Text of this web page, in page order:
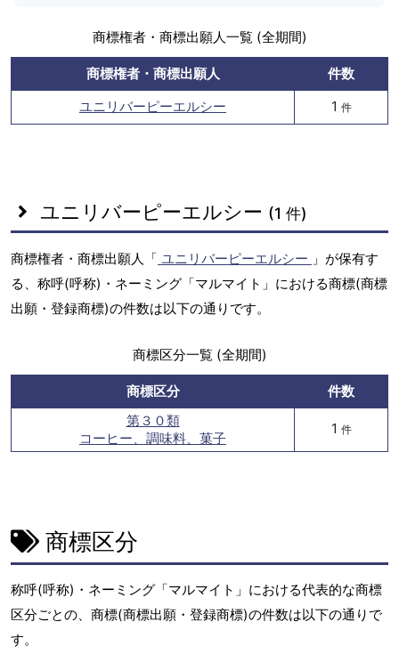
商標権者・商標出願人一覧 (全期間)
商標権者・商標出願人
件数
ユニリバーピーエルシー
1 件
ユニリバーピーエルシー (1 件)
商標権者・商標出願人「 ユニリバーピーエルシー 」が保有す
る、称呼(呼称)・ネーミング「マルマイト」における商標(商標
出願・登録商標)の件数は以下の通りです。
商標区分一覧 (全期間)
商標区分
件数
第３０類
コーヒー、調味料、菓子
1 件
商標区分
称呼(呼称)・ネーミング「マルマイト」における代表的な商標
区分ごとの、商標(商標出願・登録商標)の件数は以下の通りで
す。